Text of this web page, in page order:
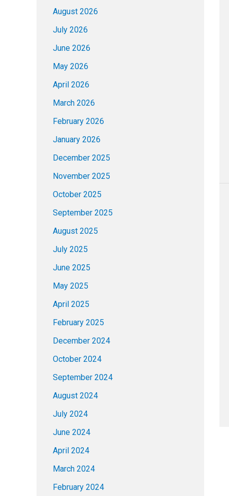
August 2026
July 2026
June 2026
May 2026
April 2026
March 2026
February 2026
January 2026
December 2025
November 2025
October 2025
September 2025
August 2025
July 2025
June 2025
May 2025
April 2025
February 2025
December 2024
October 2024
September 2024
August 2024
July 2024
June 2024
April 2024
March 2024
February 2024